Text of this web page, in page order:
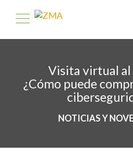
Visita virtual al
¿Cómo puede
NOTICIAS Y